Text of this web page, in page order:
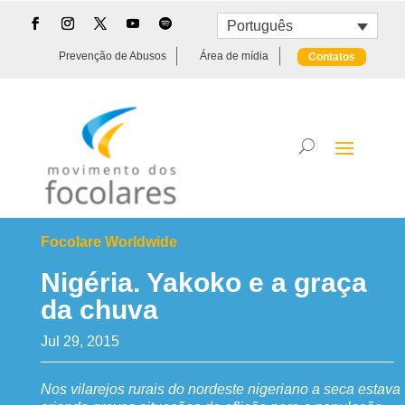
Português
Prevenção de Abusos Área de mídia Contatos
Focolare Worldwide
Nigéria. Yakoko e a graça
da chuva
Jul 29, 2015
Nos vilarejos rurais do nordeste nigeriano a seca estava